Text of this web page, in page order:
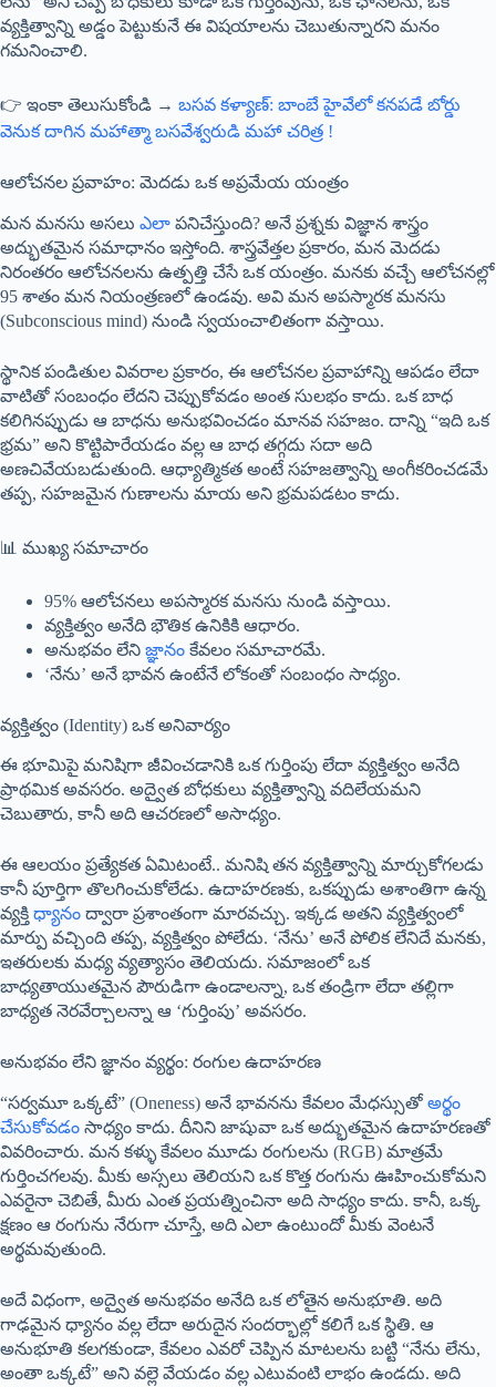
వ్యక్తిత్వాన్ని అడ్డం పెట్టుకునే ఈ విషయాలను చెబుతున్నారని మనం
గమనించాలి.
👉 ఇంకా తెలుసుకోండి → బసవ కళ్యాణ్: బాంబే హైవేలో కనపడే బోర్డు
వెనుక దాగిన మహాత్మా బసవేశ్వరుడి మహా చరిత్ర !
ఆలోచనల ప్రవాహం: మెదడు ఒక అప్రమేయ యంత్రం
మన మనసు అసలు ఎలా పనిచేస్తుంది? అనే ప్రశ్నకు విజ్ఞాన శాస్త్రం
అద్భుతమైన సమాధానం ఇస్తోంది. శాస్త్రవేత్తల ప్రకారం, మన మెదడు
నిరంతరం ఆలోచనలను ఉత్పత్తి చేసే ఒక యంత్రం. మనకు వచ్చే ఆలోచనల్లో
95 శాతం మన నియంత్రణలో ఉండవు. అవి మన అపస్మారక మనసు
(Subconscious mind) నుండి స్వయంచాలితంగా వస్తాయి.
స్థానిక పండితుల వివరాల ప్రకారం, ఈ ఆలోచనల ప్రవాహాన్ని ఆపడం లేదా
వాటితో సంబంధం లేదని చెప్పుకోవడం అంత సులభం కాదు. ఒక బాధ
కలిగినప్పుడు ఆ బాధను అనుభవించడం మానవ సహజం. దాన్ని “ఇది ఒక
భ్రమ” అని కొట్టిపారేయడం వల్ల ఆ బాధ తగ్గదు సదా అది
అణచివేయబడుతుంది. ఆధ్యాత్మికత అంటే సహజత్వాన్ని అంగీకరించడమే
తప్ప, సహజమైన గుణాలను మాయ అని భ్రమపడటం కాదు.
📊 ముఖ్య సమాచారం
95% ఆలోచనలు అపస్మారక మనసు నుండి వస్తాయి.
వ్యక్తిత్వం అనేది భౌతిక ఉనికికి ఆధారం.
అనుభవం లేని జ్ఞానం కేవలం సమాచారమే.
‘నేను’ అనే భావన ఉంటేనే లోకంతో సంబంధం సాధ్యం.
వ్యక్తిత్వం (Identity) ఒక అనివార్యం
ఈ భూమిపై మనిషిగా జీవించడానికి ఒక గుర్తింపు లేదా వ్యక్తిత్వం అనేది
ప్రాథమిక అవసరం. అద్వైత బోధకులు వ్యక్తిత్వాన్ని వదిలేయమని
చెబుతారు, కానీ అది ఆచరణలో అసాధ్యం.
ఈ ఆలయం ప్రత్యేకత ఏమిటంటే.. మనిషి తన వ్యక్తిత్వాన్ని మార్చుకోగలడు
కానీ పూర్తిగా తొలగించుకోలేడు. ఉదాహరణకు, ఒకప్పుడు అశాంతిగా ఉన్న
వ్యక్తి ధ్యానం ద్వారా ప్రశాంతంగా మారవచ్చు. ఇక్కడ అతని వ్యక్తిత్వంలో
మార్పు వచ్చింది తప్ప, వ్యక్తిత్వం పోలేదు. ‘నేను’ అనే పోలిక లేనిదే మనకు,
ఇతరులకు మధ్య వ్యత్యాసం తెలియదు. సమాజంలో ఒక
బాధ్యతాయుతమైన పౌరుడిగా ఉండాలన్నా, ఒక తండ్రిగా లేదా తల్లిగా
బాధ్యత నెరవేర్చాలన్నా ఆ ‘గుర్తింపు’ అవసరం.
అనుభవం లేని జ్ఞానం వ్యర్థం: రంగుల ఉదాహరణ
“సర్వమూ ఒక్కటే” (Oneness) అనే భావనను కేవలం మేధస్సుతో అర్థం
చేసుకోవడం సాధ్యం కాదు. దీనిని జాషువా ఒక అద్భుతమైన ఉదాహరణతో
వివరించారు. మన కళ్ళు కేవలం మూడు రంగులను (RGB) మాత్రమే
గుర్తించగలవు. మీకు అస్సలు తెలియని ఒక కొత్త రంగును ఊహించుకోమని
ఎవరైనా చెబితే, మీరు ఎంత ప్రయత్నించినా అది సాధ్యం కాదు. కానీ, ఒక్క
క్షణం ఆ రంగును నేరుగా చూస్తే, అది ఎలా ఉంటుందో మీకు వెంటనే
అర్థమవుతుంది.
అదే విధంగా, అద్వైత అనుభవం అనేది ఒక లోతైన అనుభూతి. అది
గాఢమైన ధ్యానం వల్ల లేదా అరుదైన సందర్భాల్లో కలిగే ఒక స్థితి. ఆ
అనుభూతి కలగకుండా, కేవలం ఎవరో చెప్పిన మాటలను బట్టి “నేను లేను,
అంతా ఒక్కటే” అని వల్లె వేయడం వల్ల ఎటువంటి లాభం ఉండదు. అది